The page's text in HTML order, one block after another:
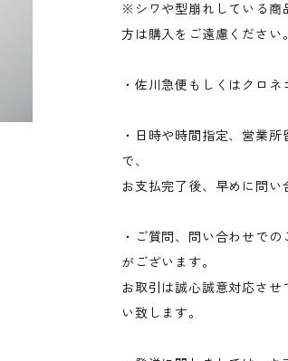
※シワや型崩れしている商
方は購入をご遠慮ください。
・佐川急便もしくはクロネ
・日時や時間指定、営業
で、
お支払完了後、早めに問い
・ご質問、問い合わせで
がございます。
お取引は誠心誠意対応さ
い致します。